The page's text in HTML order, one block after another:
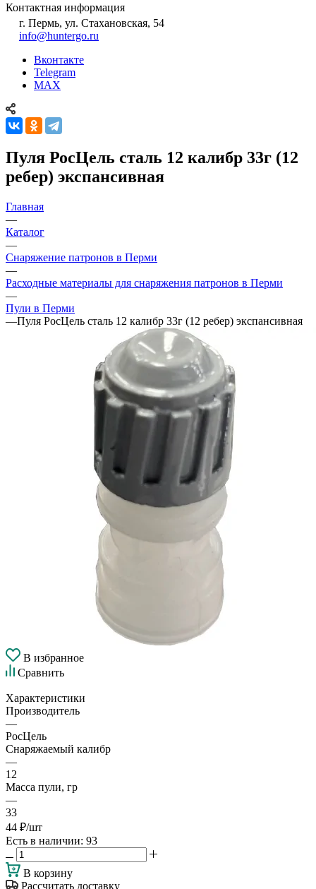
Контактная информация
г. Пермь, ул. Стахановская, 54
info@huntergo.ru
Вконтакте
Telegram
MAX
Пуля РосЦель сталь 12 калибр 33г (12
ребер) экспансивная
Главная
—
Каталог
—
Снаряжение патронов в Перми
—
Расходные материалы для снаряжения патронов в Перми
—
Пули в Перми
—Пуля РосЦель сталь 12 калибр 33г (12 ребер) экспансивная
В избранное
Сравнить
Характеристики
Производитель
—
РосЦель
Снаряжаемый калибр
—
12
Масса пули, гр
—
33
44 ₽/шт
Есть в наличии: 93
В корзину
Рассчитать доставку